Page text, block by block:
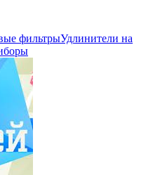
фильтрыУдлинители на